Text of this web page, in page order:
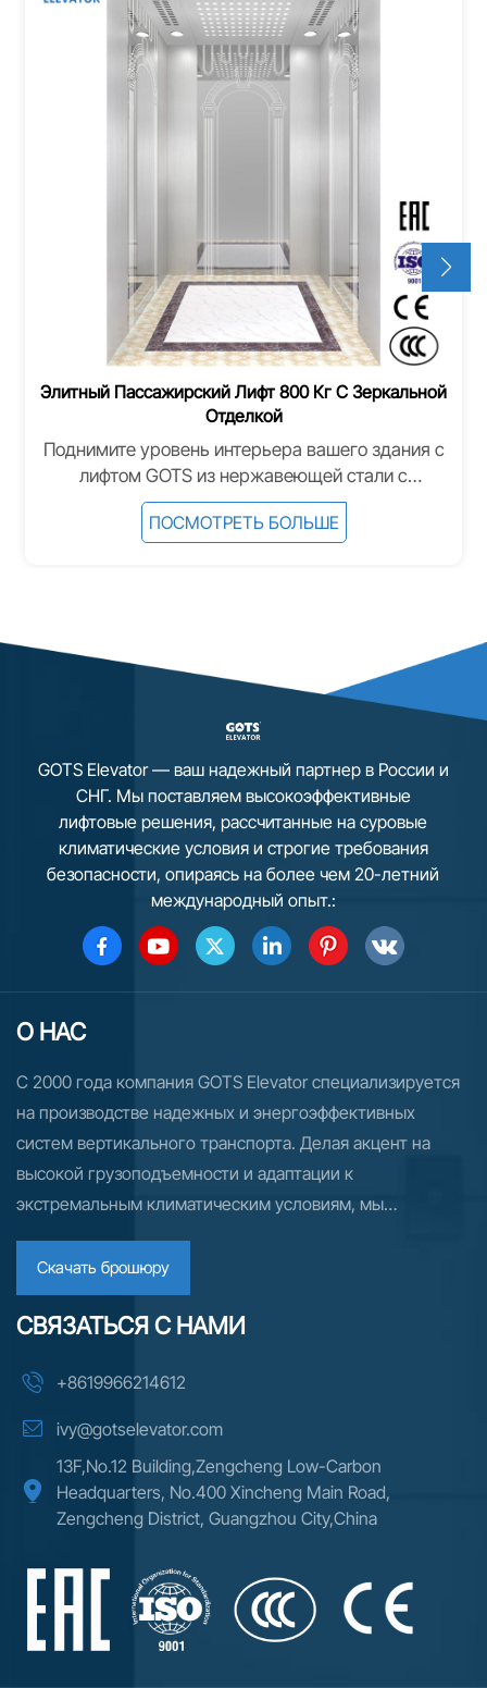
Элитный Пассажирский Лифт 800 Кг С Зеркальной
Отделкой
Поднимите уровень интерьера вашего здания с
лифтом GOTS из нержавеющей стали с
зеркальной отделкой. Сочетая солидную
грузоподъемность 800 кг и высокую скорость
элегантности. 1. Премиальная зеркальная
отделка 2. Передовая технология привода
(VVVF) 3. Энергоэффективность и экологичность
4. Компактная и гибкая конструкция (MRL/MR) 5.
Комплексная система безопасности 6.
Интеллектуальная система управления
ПОСМОТРЕТЬ БОЛЬШЕ
GOTS Elevator — ваш надежный партнер в России и
СНГ. Мы поставляем высокоэффективные
лифтовые решения, рассчитанные на суровые
климатические условия и строгие требования
безопасности, опираясь на более чем 20-летний
международный опыт.:
О НАС
С 2000 года компания GOTS Elevator специализируется
на производстве надежных и энергоэффективных
систем вертикального транспорта. Делая акцент на
высокой грузоподъемности и адаптации к
экстремальным климатическим условиям, мы
и эскалаторов более чем в 70 стран. Для рынков России
и СНГ мы предлагаем комплексную техническую
поддержку, гибкие варианты финансирования и
реализацию проектов — от проектирования до
монтажа.
Скачать брошюру
СВЯЗАТЬСЯ С НАМИ
+8619966214612
ivy@gotselevator.com
13F,No.12 Building,Zengcheng Low-Carbon
Headquarters, No.400 Xincheng Main Road,
Zengcheng District, Guangzhou City,China